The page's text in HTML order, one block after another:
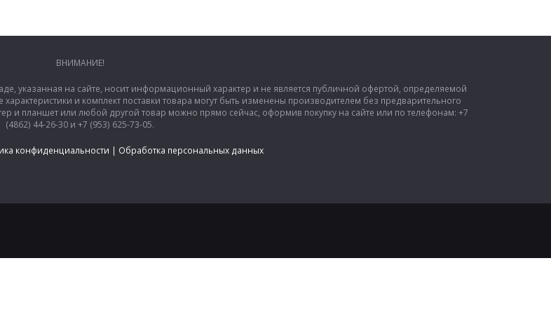
ВНИМАНИЕ!
указанная на сайте, носит информационный характер и не является публичной офертой, определяемой
и комплект поставки товара могут быть изменены производителем без предварительного
и планшет или любой другой товар можно прямо сейчас, оформив покупку на сайте или по телефонам: +7
(4862) 44-26-30 и +7 (953) 625-73-05.
конфиденциальности | Обработка персональных данных